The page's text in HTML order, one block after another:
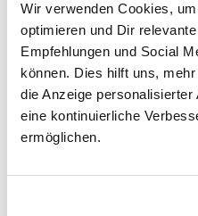
Wir verwenden Cookies,
optimieren und Dir
Empfehlungen und Social
können. Dies hilft uns,
die Anzeige personalisierter
eine kontinuierliche
ermöglichen.
Sachkundenachweis
Sozialverträglichkeit
Bloodhound
Hundesport
Mantrailing
Rettungshund
Schweißhund
exzessives Lecken